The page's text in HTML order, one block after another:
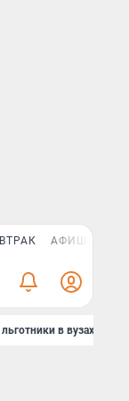
АФИША PLUS
в вузах СПб